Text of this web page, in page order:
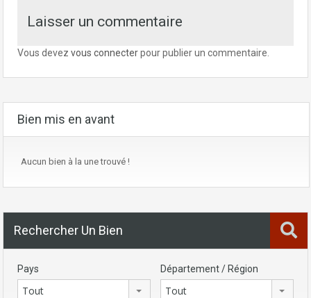
Laisser un commentaire
Vous devez vous connecterpour publier un commentaire.
Bien mis en avant
Aucun bien à la une trouvé !
Rechercher Un Bien
Pays
Tout
Département / Région
Tout